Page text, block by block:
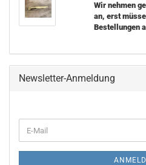
Wir nehmen
an, erst
Bestellungen
Newsletter-Anmeldung
ZUR
E-
Mail